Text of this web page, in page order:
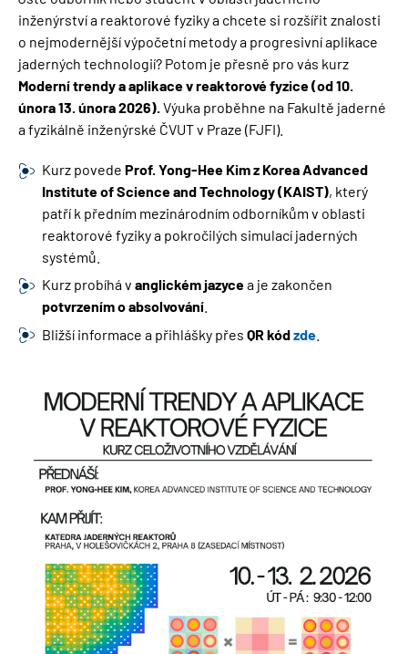
inženýrství a reaktorové fyziky a chcete si rozšířit znalosti
o nejmodernější výpočetní metody a progresivní aplikace
jaderných technologií? Potom je přesně pro vás kurz
Moderní trendy a aplikace v reaktorové fyzice (od 10.
února 13. února 2026).Výuka proběhne na Fakultě jaderné
a fyzikálně inženýrské ČVUT v Praze (FJFI).
Kurz povede Prof. Yong-Hee Kim z Korea Advanced
Institute of Science and Technology (KAIST), který
patří k předním mezinárodním odborníkům v oblasti
reaktorové fyziky a pokročilých simulací jaderných
systémů.
Kurz probíhá v anglickém jazycea je zakončen
potvrzením o absolvování.
Bližší informace a přihlášky přes QR kódzde.